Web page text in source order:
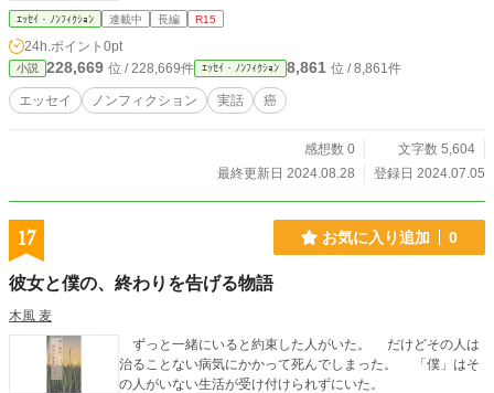
ｴｯｾｲ・ﾉﾝﾌｨｸｼｮﾝ 連載中 長編 R15
24h.ポイント 0pt
小説 228,669 位 / 228,669件 ｴｯｾｲ・ﾉﾝﾌｨｸｼｮﾝ 8,861 位 / 8,861件
エッセイ ノンフィクション 実話 癌
感想数 0
文字数 5,604
最終更新日 2024.08.28
登録日 2024.07.05
17 お気に入り追加 0
彼女と僕の、終わりを告げる物語
木風 麦
ずっと一緒にいると約束した人がいた。 だけどその人は
治ることない病気にかかって死んでしまった。 「僕」はそ
の人がいない生活が受け付けられずにいた。